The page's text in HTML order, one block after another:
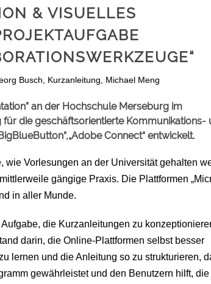
& VISUELLES
Busch Kurzanleitung Michael Meng
an der Hochschule Merseburg im
die geschäftsorientierte Kommunikations-
Connect“ entwickelt.
Vorlesungen an der Universität gehalten
gängige Praxis. Die Plattformen
in aller Munde.
die Kurzanleitungen zu
darin, die Online-Plattformen selbst besser
lernen und die Anleitung so zu strukturieren,
gewährleistet und den Benutzern hilft, die